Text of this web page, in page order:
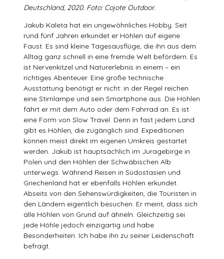
Deutschland, 2020. Foto: Cojote Outdoor.
Jakub Kaleta hat ein ungewöhnliches Hobby. Seit
rund fünf Jahren erkundet er Höhlen auf eigene
Faust. Es sind kleine Tagesausflüge, die ihn aus dem
Alltag ganz schnell in eine fremde Welt befördern. Es
ist Nervenkitzel und Naturerlebnis in einem – ein
richtiges Abenteuer. Eine große technische
Ausstattung benötigt er nicht: in der Regel reichen
eine Stirnlampe und sein Smartphone aus. Die Höhlen
fährt er mit dem Auto oder dem Fahrrad an. Es ist
eine Form von Slow Travel. Denn in fast jedem Land
gibt es Höhlen, die zugänglich sind. Expeditionen
können meist direkt im eigenen Umkreis gestartet
werden. Jakub ist hauptsächlich im Juragebirge in
Polen und den Höhlen der Schwäbischen Alb
unterwegs. Während Reisen in Südostasien und
Griechenland hat er ebenfalls Höhlen erkundet.
Abseits von den Sehenswürdigkeiten, die Touristen in
den Ländern eigentlich besuchen. Er meint, dass sich
alle Höhlen von Grund auf ähneln. Gleichzeitig sei
jede Höhle jedoch einzigartig und habe
Besonderheiten. Ich habe ihn zu seiner Leidenschaft
befragt.